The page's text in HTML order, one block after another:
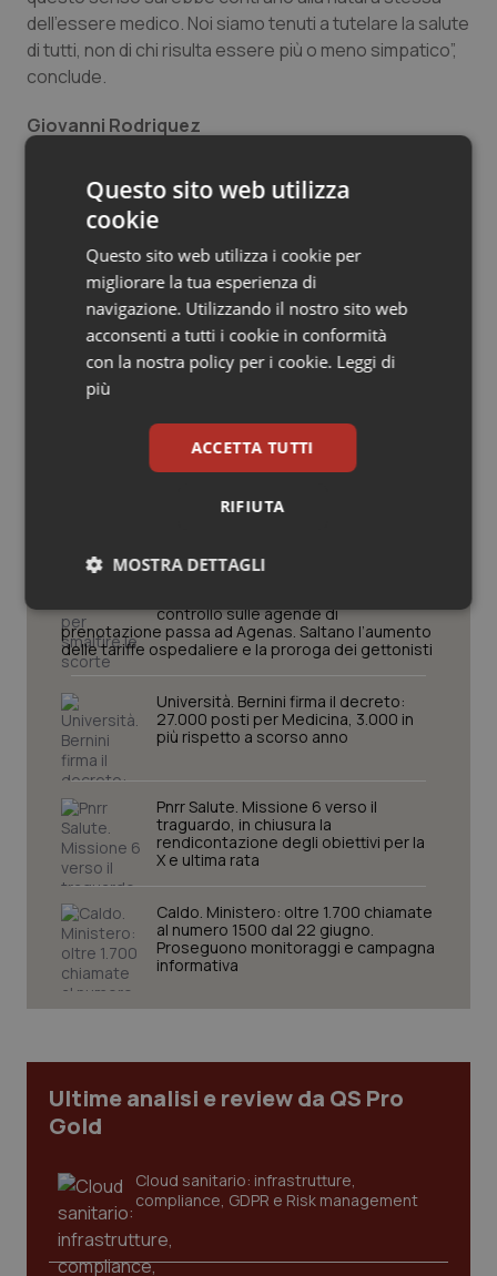
Salute orale & impianti
Sangue & coagulazione
Tiroide
Tumore al seno
Tumore ovarico
Tumori del Polmone & Testa Collo
Tumori gastrointestinali
Ulcera & Reflusso
dell’essere medico. Noi siamo tenuti a tutelare la salute
di tutti, non di chi risulta essere più o meno simpatico”,
conclude.
Giovanni Rodriquez
Giovanni Rodriquez
11 Novembre 2022
© Riproduzione riservata
Potrebbe interessarti in
Decreto PA. Un commissario per
smaltire le scorte Covid, le liste
controllo sulle agende di
prenotazione passa ad Agenas. Saltano l’aumento
delle tariffe ospedaliere e la proroga dei gettonisti
Università. Bernini firma il decreto:
27.000 posti per Medicina, 3.000 in
più rispetto a scorso anno
Pnrr Salute. Missione 6 verso il
traguardo, in chiusura la
rendicontazione degli obiettivi per la
X e ultima rata
Caldo. Ministero: oltre 1.700 chiamate
al numero 1500 dal 22 giugno.
Proseguono monitoraggi e campagna
informativa
Ultime analisi e review da QS Pro
Gold
Cloud sanitario: infrastrutture,
compliance, GDPR e Risk management
Questo sito web utilizza
cookie
Questo sito web utilizza i cookie per
migliorare la tua esperienza di
navigazione. Utilizzando il nostro sito web
acconsenti a tutti i cookie in conformità
con la nostra policy per i cookie. Leggi di
più
ACCETTA TUTTI
RIFIUTA
MOSTRA DETTAGLI
Necessari Statistici Marketing
I cookie necessari contribuiscono a rendere fruibile il
sito web abilitandone funzionalità di base quali la
navigazione sulle pagine e l'accesso alle aree
protette del sito. Il sito web non è in grado di
funzionare correttamente senza questi cookie.
Nome
Fornitore/ Dominio
VISITOR_PRIVACY_METADATA
YouTube
.youtube.com